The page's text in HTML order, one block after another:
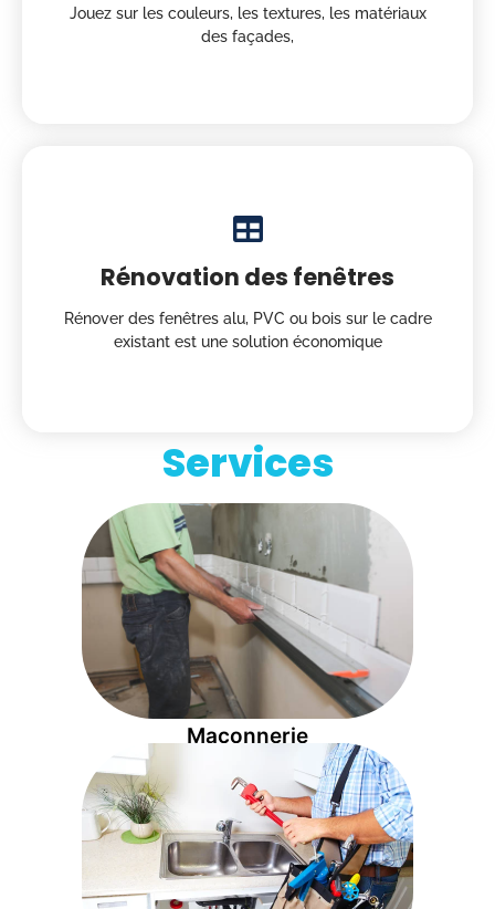
Jouez sur les couleurs, les textures, les matériaux
des façades,
Rénovation des fenêtres
Rénover des fenêtres alu, PVC ou bois sur le cadre
existant est une solution économique
Services
Maçonnerie
Faites appel à l'une de nos agences Avenir
Rénovations pour vos travaux de
maçonnerie
Pour vos travaux de plomberie, nous vous
proposons des équipements à prix mini
pour vos tuyaux et canalisation